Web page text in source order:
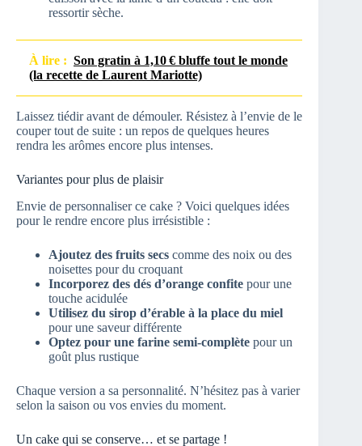
ressortir sèche.
À lire : Son gratin à 1,10 € bluffe tout le monde
(la recette de Laurent Mariotte)
Laissez tiédir avant de démouler. Résistez à l’envie de le
couper tout de suite : un repos de quelques heures
rendra les arômes encore plus intenses.
Variantes pour plus de plaisir
Envie de personnaliser ce cake ? Voici quelques idées
pour le rendre encore plus irrésistible :
Ajoutez des fruits secs comme des noix ou des
noisettes pour du croquant
Incorporez des dés d’orange confite pour une
touche acidulée
Utilisez du sirop d’érable à la place du miel
pour une saveur différente
Optez pour une farine semi-complète pour un
goût plus rustique
Chaque version a sa personnalité. N’hésitez pas à varier
selon la saison ou vos envies du moment.
Un cake qui se conserve… et se partage !